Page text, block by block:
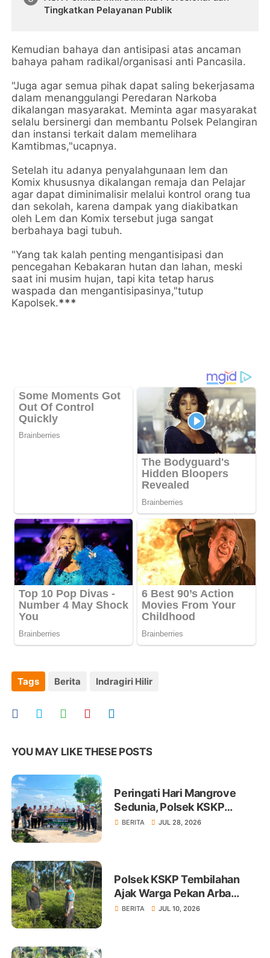
Tingkatkan Pelayanan Publik
Kemudian bahaya dan antisipasi atas ancaman
bahaya paham radikal/organisasi anti Pancasila.
"Juga agar semua pihak dapat saling bekerjasama
dalam menanggulangi Peredaran Narkoba
dikalangan masyarakat. Meminta agar masyarakat
selalu bersinergi dan membantu Polsek Pelangiran
dan instansi terkait dalam memelihara
Kamtibmas,"ucapnya.
Setelah itu adanya penyalahgunaan lem dan
Komix khususnya dikalangan remaja dan Pelajar
agar dapat diminimalisir melalui kontrol orang tua
dan sekolah, karena dampak yang diakibatkan
oleh Lem dan Komix tersebut juga sangat
berbahaya bagi tubuh.
"Yang tak kalah penting mengantisipasi dan
pencegahan Kebakaran hutan dan lahan, meski
saat ini musim hujan, tapi kita tetap harus
waspada dan mengantisipasinya,"tutup
Kapolsek.***
Tags Berita Indragiri Hilir
YOU MAY LIKE THESE POSTS
Peringati Hari Mangrove
Sedunia, Polsek KSKP
Tembilahan Tanam 100 Bibit
BERITA JUL 28, 2026
Polsek KSKP Tembilahan
Ajak Warga Pekan Arba
Tanam Cabai Dukung
BERITA JUL 10, 2026